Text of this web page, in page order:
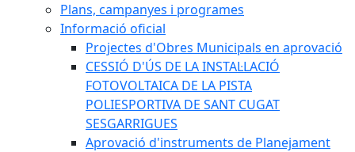
Plans, campanyes i programes
Informació oficial
Projectes d'Obres Municipals en aprovació
CESSIÓ D'ÚS DE LA INSTAL·LACIÓ
FOTOVOLTAICA DE LA PISTA
POLIESPORTIVA DE SANT CUGAT
SESGARRIGUES
Aprovació d'instruments de Planejament